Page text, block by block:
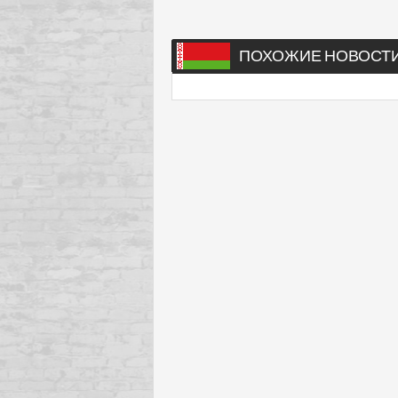
ПОХОЖИЕ